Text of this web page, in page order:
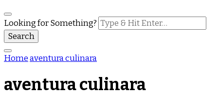
Looking for Something?
Homeaventura culinara
aventura culinara